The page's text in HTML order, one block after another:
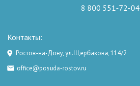
8 800 551-72-04
Контакты:
Ростов-на-Дону, ул. Щербакова, 114/2
office@posuda-rostov.ru